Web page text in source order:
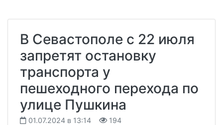
В Севастополе с 22 июля
запретят остановку
транспорта у
пешеходного перехода по
улице Пушкина
01.07.2024 в 13:14 194